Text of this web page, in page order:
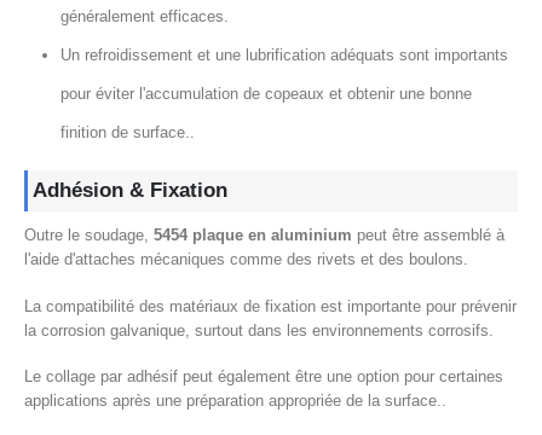
généralement efficaces.
Un refroidissement et une lubrification adéquats sont importants
pour éviter l'accumulation de copeaux et obtenir une bonne
finition de surface..
Adhésion & Fixation
Outre le soudage, 5454 plaque en aluminium peut être assemblé à
l'aide d'attaches mécaniques comme des rivets et des boulons.
La compatibilité des matériaux de fixation est importante pour prévenir
la corrosion galvanique, surtout dans les environnements corrosifs.
Le collage par adhésif peut également être une option pour certaines
applications après une préparation appropriée de la surface..